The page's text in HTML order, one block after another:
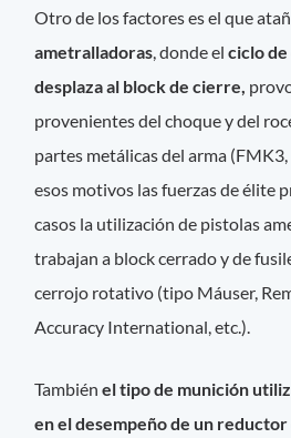
Otro de los factores es el que
ametralladoras, donde elciclo de
desplaza al block de cierre,
provenientes del choque y del
partes metálicas del arma
esos motivos las fuerzas de élite
casos la utilización de pistolas
trabajan a block cerrado y de
cerrojo rotativo (tipo Máuser,
Accuracy International, etc.).
También el tipo de munición
en el desempeño de un